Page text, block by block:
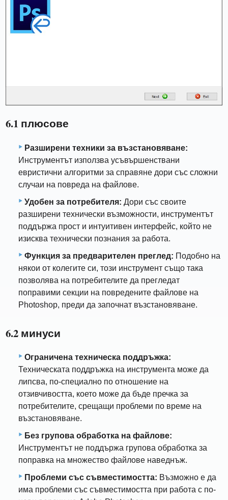
6.1 плюсове
Разширени техники за възстановяване:
Инструментът използва усъвършенствани
евристични алгоритми за справяне дори със сложни
случаи на повреда на файлове.
Удобен за потребителя: Дори със своите
разширени технически възможности, инструментът
поддържа прост и интуитивен интерфейс, който не
изисква технически познания за работа.
Функция за предварителен преглед: Подобно на
някои от колегите си, този инструмент също така
позволява на потребителите да прегледат
поправими секции на повредените файлове на
Photoshop, преди да започнат възстановяване.
6.2 минуси
Ограничена техническа поддръжка:
Техническата поддръжка на инструмента може да
липсва, по-специално по отношение на
отзивчивостта, което може да бъде пречка за
потребителите, срещащи проблеми по време на
възстановяване.
Без групова обработка на файлове:
Инструментът не поддържа групова обработка за
поправка на множество файлове наведнъж.
Проблеми със съвместимостта: Възможно е да
има проблеми със съвместимостта при работа с по-